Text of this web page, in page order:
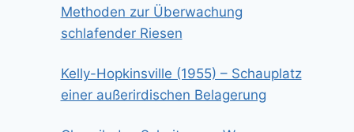
Methoden zur Überwachung
schlafender Riesen
Kelly-Hopkinsville (1955) – Schauplatz
einer außerirdischen Belagerung